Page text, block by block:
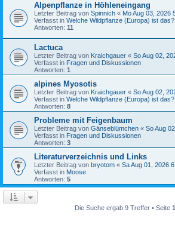
Alpenpflanze in Höhleneingang
Letzter Beitrag von Spinnich « Mo Aug 03, 2026
Verfasst in Welche Wildpflanze (Europa) ist das?
Antworten: 11
Lactuca
Letzter Beitrag von Kraichgauer « So Aug 02,
Verfasst in Fragen und Diskussionen
Antworten: 1
alpines Myosotis
Letzter Beitrag von Kraichgauer « So Aug 02,
Verfasst in Welche Wildpflanze (Europa) ist das?
Antworten: 8
Probleme mit Feigenbaum
Letzter Beitrag von Gänseblümchen « So Aug
Verfasst in Fragen und Diskussionen
Antworten: 3
Literaturverzeichnis und Links
Letzter Beitrag von bryotom « Sa Aug 01, 2026
Verfasst in Moose
Antworten: 5
Die Suche ergab 9 Treffer • Seite 1